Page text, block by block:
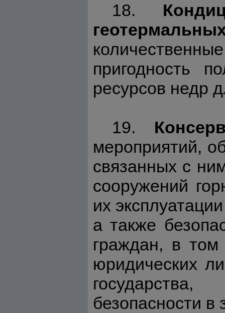
18.
пригодность
ресурсов недр
19.
мероприятий,
связанных с
сооружений
их
а также
граждан, в том
юридических
безопасности в